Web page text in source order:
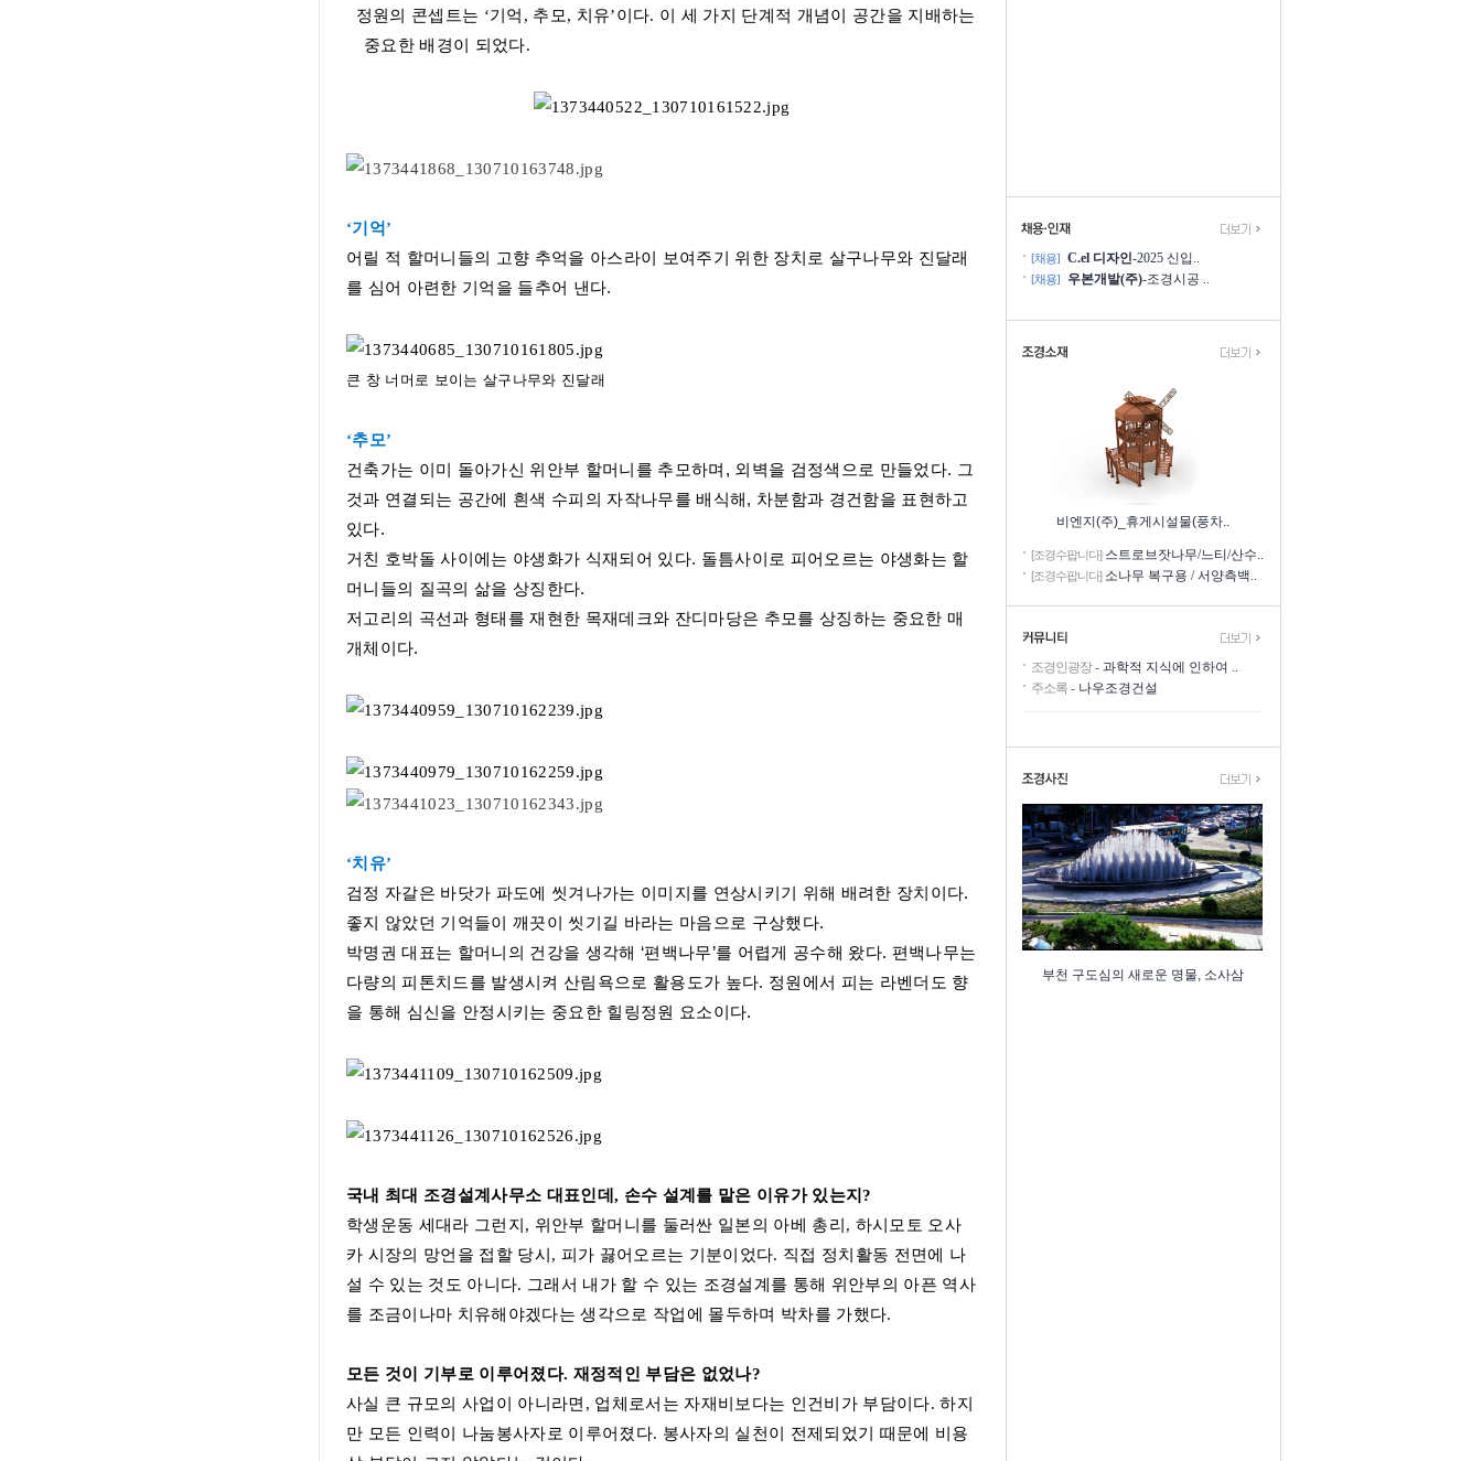
정원의 콘셉트는 ‘기억 , 추모, 치유’이다. 이 세 가지 단계적 개념이 공간을 지배하는
중요한 배경이 되었다.
‘기억’
어릴 적 할머니들의 고향 추억을 아스라이 보여주기 위한 장치로 살구나무와 진달래
를 심어 아련한 기억을 들추어 낸다.
큰 창 너머로 보이는 살구나무와 진달래
‘추모’
건축가는 이미 돌아가신 위안부 할머니를 추모하며 , 외벽을 검정색으로 만들었다. 그
것과 연결되는 공간에 흰색 수피의 자작나무를 배식해, 차분함과 경건함을 표현하고
있다.
거친 호박돌 사이에는 야생화가 식재되어 있다. 돌틈사이로 피어오르는 야생화는 할
머니들의 질곡의 삶을 상징한다.
저고리의 곡선과 형태를 재현한 목재데크와 잔디마당은 추모를 상징하는 중요한 매
개체이다.
‘치유’
검정 자갈은 바닷가 파도에 씻겨나가는 이미지를 연상시키기 위해 배려한 장치이다.
좋지 않았던 기억들이 깨끗이 씻기길 바라는 마음으로 구상했다.
박명권 대표는 할머니의 건강을 생각해 ‘편백나무’를 어렵게 공수해 왔다. 편백나무는
다량의 피톤치드를 발생시켜 산림욕으로 활용도가 높다. 정원에서 피는 라벤더도 향
을 통해 심신을 안정시키는 중요한 힐링정원 요소이다.
국내 최대 조경설계사무소 대표인데, 손수 설계를 맡은 이유가 있는지?
학생운동 세대라 그런지, 위안부 할머니를 둘러싼 일본의 아베 총리, 하시모토 오사
카 시장의 망언을 접할 당시, 피가 끓어오르는 기분이었다. 직접 정치활동 전면에 나
설 수 있는 것도 아니다. 그래서 내가 할 수 있는 조경설계를 통해 위안부의 아픈 역사
를 조금이나마 치유해야겠다는 생각으로 작업에 몰두하며 박차를 가했다.
모든 것이 기부로 이루어졌다. 재정적인 부담은 없었나?
사실 큰 규모의 사업이 아니라면 , 업체로서는 자재비보다는 인건비가 부담이다.하지
만 모든 인력이 나눔봉사자로 이루어졌다. 봉사자의 실천이 전제되었기 때문에 비용
[채용] C.el 디자인-2025 신입..
[채용] 우본개발(주)-조경시공 ..
비엔지(주)_휴게시설물(풍차..
[조경수팝니다] 스트로브잣나무/느티/산수..
[조경수팝니다] 소나무 복구용 / 서양측백..
조경인광장- 과학적 지식에 인하여 ..
주소록 - 나우조경건설
부천 구도심의 새로운 명물, 소사삼